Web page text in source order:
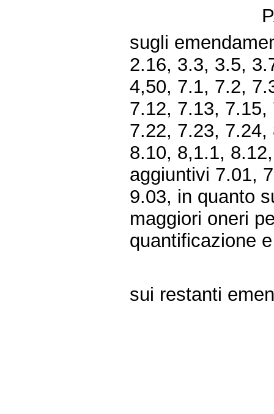
sugli
2.16, 3.3, 3.5,
4,50, 7.1, 7.2,
7.12, 7.13,
7.22, 7.23,
8.10, 8,1.1,
aggiuntivi 7.01,
9.03, in quanto
maggiori oneri
quantificazione
sui restanti